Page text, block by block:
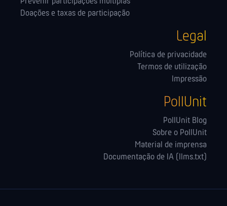
Doações e taxas de participação
Legal
Política de privacidade
Termos de utilização
Impressão
PollUnit
PollUnit Blog
Sobre o PollUnit
Material de imprensa
Documentação de IA (llms.txt)